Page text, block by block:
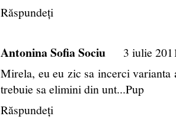
Răspundeți
Antonina Sofia Sociu
3 iulie
Mirela, eu eu zic sa incerci varianta
trebuie sa elimini din unt...Pup
Răspundeți